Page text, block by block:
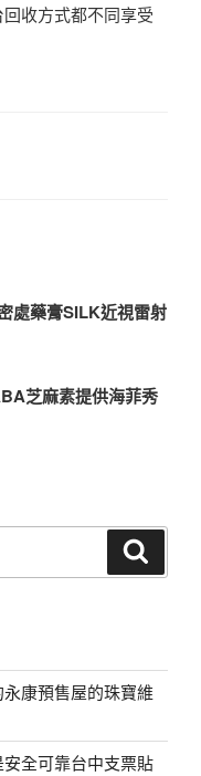
收方式都不同享受
處藥膏SILK近視雷射
芝麻素提供海菲秀
康預售屋的珠寶維
全可靠台中支票貼